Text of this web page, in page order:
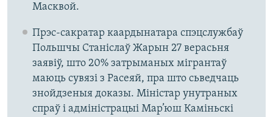
Масквой.
Прэс-сакратар каардынатара спэцслужбаў
Польшчы Станіслаў Жарын 27 верасьня
заявіў, што 20% затрыманых мігрантаў
маюць сувязі з Расеяй, пра што сьведчаць
знойдзеныя доказы. Міністар унутраных
спраў і адміністрацыі Мар’юш Каміньскі